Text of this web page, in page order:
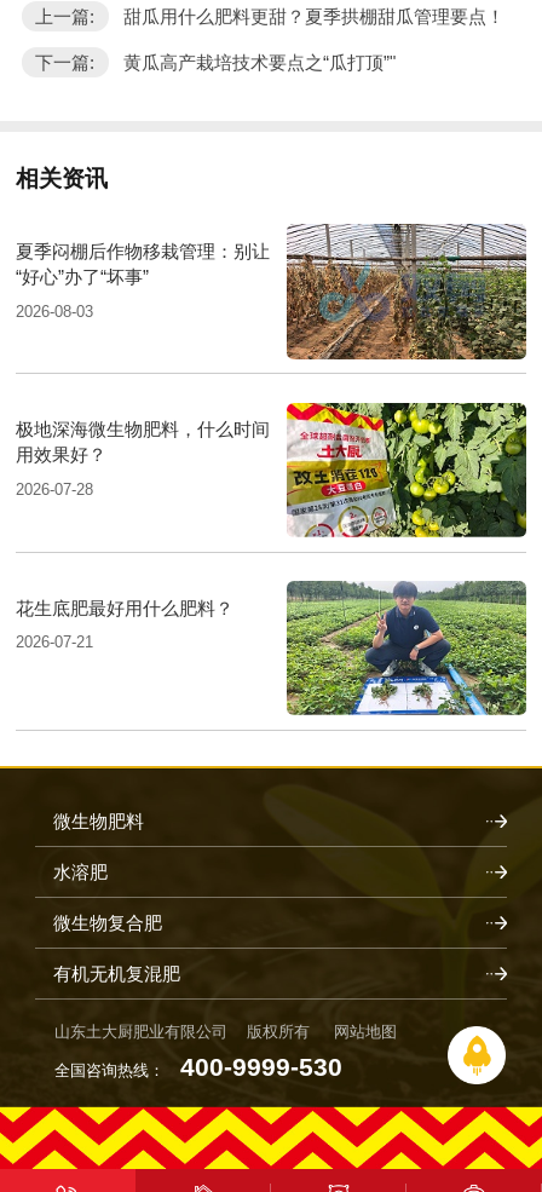
上一篇: 甜瓜用什么肥料更甜？夏季拱棚甜瓜管理要点！
下一篇: 黄瓜高产栽培技术要点之“瓜打顶”"
相关资讯
夏季闷棚后作物移栽管理：别让
“好心”办了“坏事”
2026-08-03
极地深海微生物肥料，什么时间
用效果好？
2026-07-28
花生底肥最好用什么肥料？
2026-07-21
微生物肥料
水溶肥
微生物复合肥
有机无机复混肥
山东土大厨肥业有限公司 版权所有 网站地图
全国咨询热线： 400-9999-530